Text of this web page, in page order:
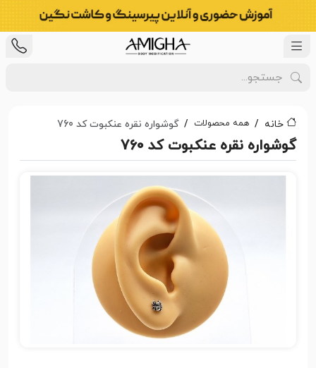
خانه همه محصولات گوشواره نقره عنکبوت کد 760
گوشواره نقره عنکبوت کد 760